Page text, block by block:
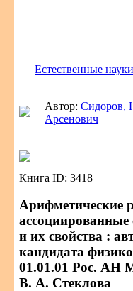
Естественные науки
Автор:Сидоров,
Арсенович
Книга ID: 3418
Арифметические
и их свойства :
кандидата
01.01.01 Рос. АН
В. А. Стеклова